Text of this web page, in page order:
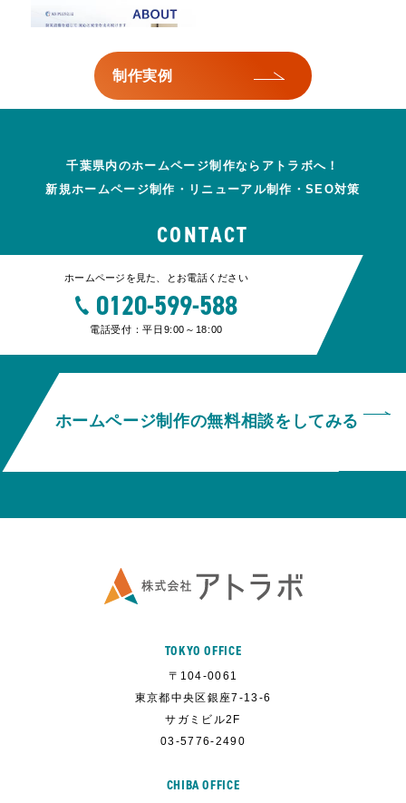
制作実例
千葉県内のホームページ制作ならアトラボへ！
新規ホームページ制作・リニューアル制作・SEO対策
CONTACT
ホームページを見た、とお電話ください
0120-599-588
電話受付：平日9:00～18:00
ホームページ制作の無料相談をしてみる
TOKYO OFFICE
〒104-0061
東京都中央区銀座7-13-6
サガミビル2F
03-5776-2490
CHIBA OFFICE